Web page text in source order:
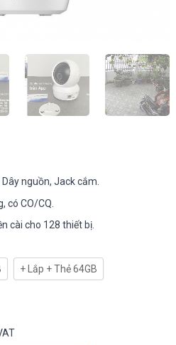
nguồn, Jack cắm.
có CO/CQ.
cài cho 128 thiết bị.
+ Lắp + Thẻ 64GB